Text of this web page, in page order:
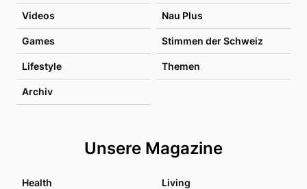
Videos Nau Plus
Games Stimmen der Schweiz
Lifestyle Themen
Archiv
Unsere Magazine
Health Living